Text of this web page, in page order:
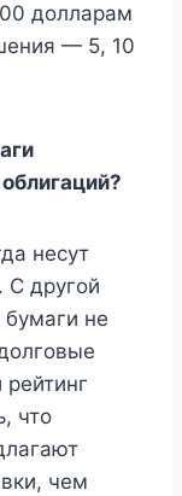
долларам
— 5, 10
несут
С другой
не
что
чем